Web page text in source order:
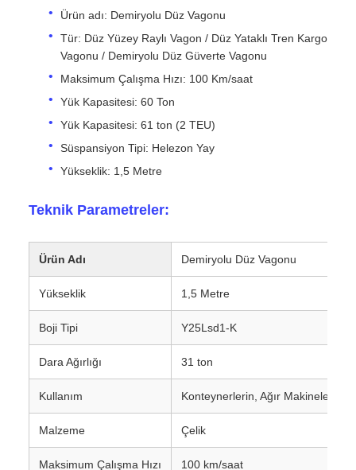
Ürün adı: Demiryolu Düz Vagonu
Tür: Düz Yüzey Raylı Vagon / Düz Yataklı Tren Kargo
Vagonu / Demiryolu Düz Güverte Vagonu
Maksimum Çalışma Hızı: 100 Km/saat
Yük Kapasitesi: 60 Ton
Yük Kapasitesi: 61 ton (2 TEU)
Süspansiyon Tipi: Helezon Yay
Yükseklik: 1,5 Metre
Teknik Parametreler:
Ürün Adı Demiryolu Düz Vagonu
Yükseklik 1,5 Metre
Boji Tipi Y25Lsd1-K
Dara Ağırlığı 31 ton
Kullanım Konteynerlerin, Ağır Makinelerin
Malzeme Çelik
Maksimum Çalışma Hızı 100 km/saat